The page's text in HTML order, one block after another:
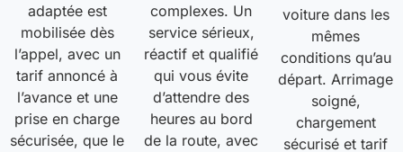
adaptée est
mobilisée dès
l’appel, avec un
tarif annoncé à
l’avance et une
prise en charge
sécurisée, que le
complexes. Un
service sérieux,
réactif et qualifié
qui vous évite
d’attendre des
heures au bord
de la route, avec
voiture dans les
mêmes
conditions qu’au
départ. Arrimage
soigné,
chargement
sécurisé et tarif